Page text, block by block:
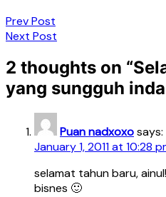
Prev Post
Next Post
2 thoughts on “
yang sungguh
Puan nadxoxosays:
January 1, 2011 at 10:28
selamat tahun baru,
bisnes 🙂